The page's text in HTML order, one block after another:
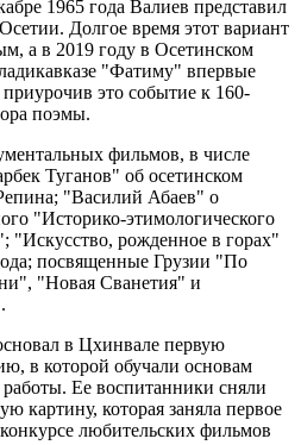
1965 года Валиев представил
Долгое время этот вариант
а в 2019 году в Осетинском
"Фатиму" впервые
это событие к 160-
поэмы.
фильмов, в числе
Туганов" об осетинском
"Василий Абаев" о
"Историко-этимологического
"Искусство, рожденное в горах"
посвященные Грузии "По
"Новая Сванетия" и
в Цхинвале первую
в которой обучали основам
Ее воспитанники сняли
картину, которая заняла первое
любительских фильмов